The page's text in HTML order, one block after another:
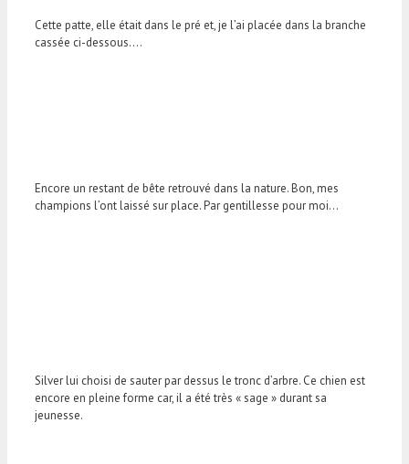
Cette patte, elle était dans le pré et, je l’ai placée dans la branche
cassée ci-dessous….
Encore un restant de bête retrouvé dans la nature. Bon, mes
champions l’ont laissé sur place. Par gentillesse pour moi…
Silver lui choisi de sauter par dessus le tronc d’arbre. Ce chien est
encore en pleine forme car, il a été très « sage » durant sa
jeunesse.